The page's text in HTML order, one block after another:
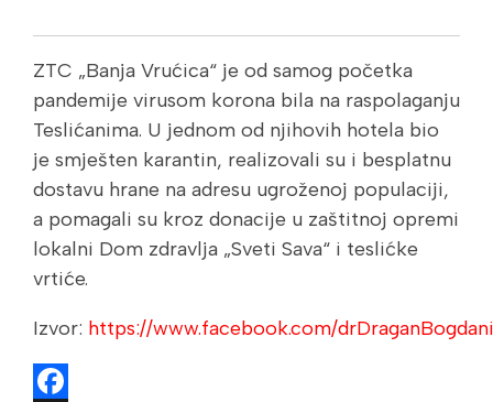
ZTC „Banja Vrućica“ je od samog početka
pandemije virusom korona bila na raspolaganju
Teslićanima. U jednom od njihovih hotela bio
je smješten karantin, realizovali su i besplatnu
dostavu hrane na adresu ugroženoj populaciji,
a pomagali su kroz donacije u zaštitnoj opremi
lokalni Dom zdravlja „Sveti Sava“ i teslićke
vrtiće.
Izvor: https://www.facebook.com/